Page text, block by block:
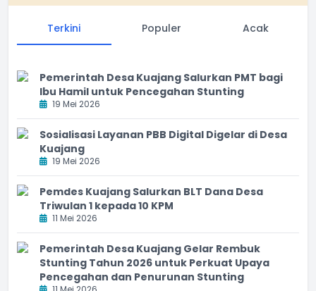
Terkini Populer Acak
Pemerintah Desa Kuajang Salurkan PMT bagi
Ibu Hamil untuk Pencegahan Stunting
19 Mei 2026
Sosialisasi Layanan PBB Digital Digelar di Desa
Kuajang
19 Mei 2026
Pemdes Kuajang Salurkan BLT Dana Desa
Triwulan 1 kepada 10 KPM
11 Mei 2026
Pemerintah Desa Kuajang Gelar Rembuk
Stunting Tahun 2026 untuk Perkuat Upaya
Pencegahan dan Penurunan Stunting